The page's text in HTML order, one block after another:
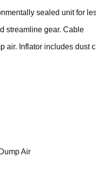
sealed unit for
streamline gear. Cable
air. Inflator includes dust
Air